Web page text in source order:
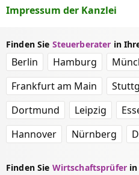
Impressum der Kanzlei
Finden Sie Steuerberater in
Berlin Hamburg
Frankfurt am Main
Dortmund
Leipzig
Hannover
Nürnberg
Finden Sie Wirtschaftsprüferin